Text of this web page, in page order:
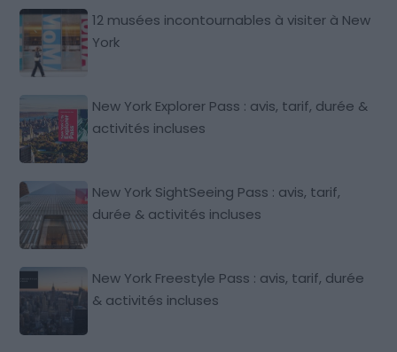
12 musées incontournables à visiter à New
York
New York Explorer Pass : avis, tarif, durée &
activités incluses
New York SightSeeing Pass : avis, tarif,
durée & activités incluses
New York Freestyle Pass : avis, tarif, durée
& activités incluses